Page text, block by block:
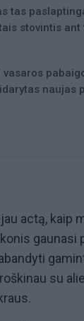
tas
stovintis ant
vasaros
naujas
actą, kaip
gaunasi
su